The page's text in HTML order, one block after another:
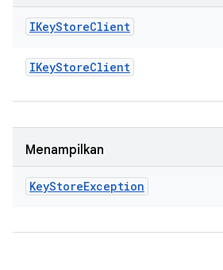
IKeyStoreClient
IKeyStoreClient
Menampilkan
KeyStoreException